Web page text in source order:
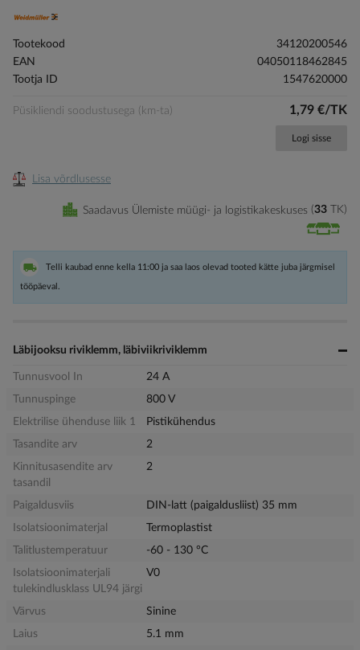
of
images
gallery
Tootekood
34120200546
EAN
04050118462845
Tootja ID
1547620000
Püsikliendi soodustusega (km-ta) 1,79 €/TK
Logi sisse
Lisa võrdlusesse
Saadavus Ülemiste müügi- ja logistikakeskuses 33 TK
Telli kaubad enne kella 11:00 ja saa laos olevad tooted kätte juba järgmisel
tööpäeval.
Läbijooksu riviklemm, läbiviikriviklemm
Tunnusvool In
24 A
Tunnuspinge
800 V
Elektrilise ühenduse liik 1
Pistikühendus
Tasandite arv
2
Kinnitusasendite arv
tasandil
2
Paigaldusviis
DIN-latt (paigaldusliist) 35 mm
Isolatsioonimaterjal
Termoplastist
Talitlustemperatuur
-60 - 130 °C
Isolatsioonimaterjali
tulekindlusklass UL94 järgi
V0
Värvus
Sinine
Laius
5.1 mm